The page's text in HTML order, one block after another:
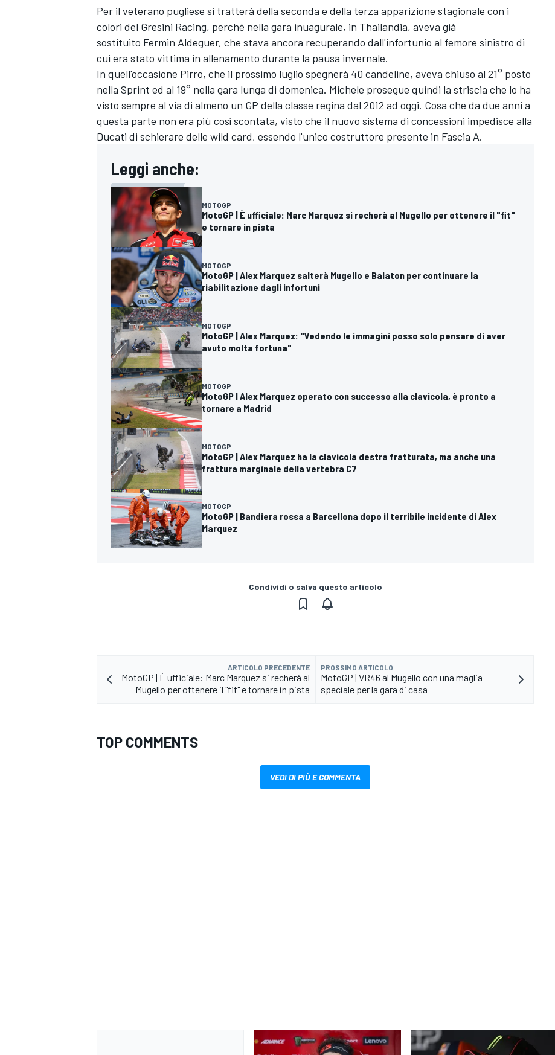
ENDURANCE/GT
MONOMARCA
RALLY
Per il veterano pugliese si tratterà della seconda e della terza apparizione stagionale con i
colori del Gresini Racing, perché nella gara inuagurale, in Thailandia, aveva già
sostituito Fermin Aldeguer, che stava ancora recuperando dall'infortunio al femore sinistro di
cui era stato vittima in allenamento durante la pausa invernale.
In quell'occasione Pirro, che il prossimo luglio spegnerà 40 candeline, aveva chiuso al 21° posto
nella Sprint ed al 19° nella gara lunga di domenica. Michele prosegue quindi la striscia che lo ha
visto sempre al via di almeno un GP della classe regina dal 2012 ad oggi. Cosa che da due anni a
questa parte non era più così scontata, visto che il nuovo sistema di concessioni impedisce alla
Ducati di schierare delle wild card, essendo l'unico costruttore presente in Fascia A.
Leggi anche:
MOTOGP
MotoGP | È ufficiale: Marc Marquez si recherà al Mugello per ottenere il "fit"
e tornare in pista
MOTOGP
MotoGP | Alex Marquez salterà Mugello e Balaton per continuare la
riabilitazione dagli infortuni
MOTOGP
MotoGP | Alex Marquez: "Vedendo le immagini posso solo pensare di aver
avuto molta fortuna"
MOTOGP
MotoGP | Alex Marquez operato con successo alla clavicola, è pronto a
tornare a Madrid
MOTOGP
MotoGP | Alex Marquez ha la clavicola destra fratturata, ma anche una
frattura marginale della vertebra C7
MOTOGP
MotoGP | Bandiera rossa a Barcellona dopo il terribile incidente di Alex
Marquez
Condividi o salva questo articolo
ARTICOLO PRECEDENTE
MotoGP | È ufficiale: Marc Marquez si recherà al
Mugello per ottenere il "fit" e tornare in pista
PROSSIMO ARTICOLO
MotoGP | VR46 al Mugello con una maglia
speciale per la gara di casa
TOP COMMENTS
VEDI DI PIÙ E COMMENTA